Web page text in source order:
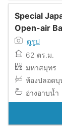
Special
Open-air
ดูรูป
62 ตร.ม.
มหาสมุทร
ห้องปลอดบุ
อ่างอาบน้ำ